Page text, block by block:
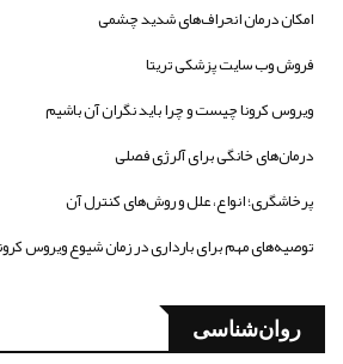
امکان درمان انحراف‌های شدید چشمی
فروش وب سایت پزشکی تریتا
ویروس کرونا چیست و چرا باید نگران آن باشیم
درمان‌های خانگی برای آلرژی فصلی
پرخاشگری؛ انواع، علل و روش‌های کنترل آن
توصیه‌های مهم برای بارداری در زمان شیوع ویروس
روان‌شناسی